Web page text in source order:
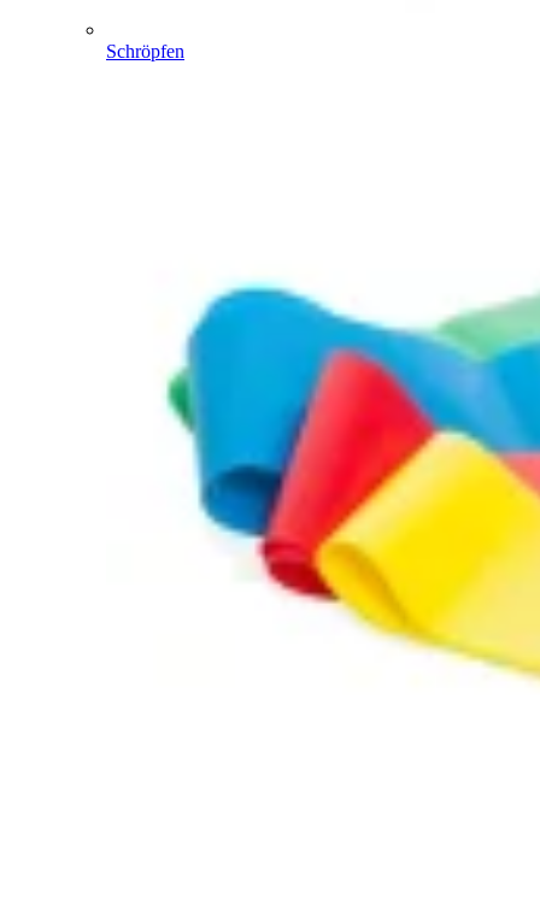
Schröpfen